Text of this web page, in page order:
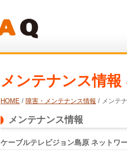
メンテナンス情報
HOME / 障害・メンテナンス情報 / メンテ
メンテナンス情報
ケーブルテレビジョン島原 ネットワ